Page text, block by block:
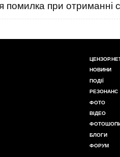
помилка при отриманні
НОВИНИ
ПОДІЇ
РЕЗОНАНС
ФОТО
ВІДЕО
БЛОГИ
ФОРУМ